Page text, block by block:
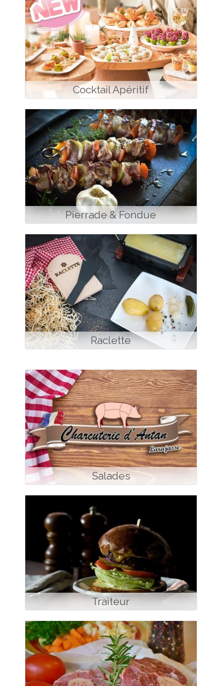
Cocktail Apéritif
Pierrade & Fondue
Raclette
Salades
Traiteur